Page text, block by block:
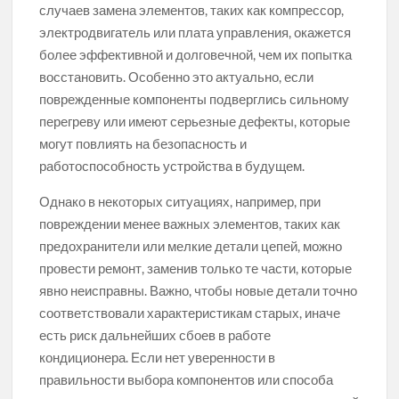
случаев замена элементов, таких как компрессор,
электродвигатель или плата управления, окажется
более эффективной и долговечной, чем их попытка
восстановить. Особенно это актуально, если
поврежденные компоненты подверглись сильному
перегреву или имеют серьезные дефекты, которые
могут повлиять на безопасность и
работоспособность устройства в будущем.
Однако в некоторых ситуациях, например, при
повреждении менее важных элементов, таких как
предохранители или мелкие детали цепей, можно
провести ремонт, заменив только те части, которые
явно неисправны. Важно, чтобы новые детали точно
соответствовали характеристикам старых, иначе
есть риск дальнейших сбоев в работе
кондиционера. Если нет уверенности в
правильности выбора компонентов или способа